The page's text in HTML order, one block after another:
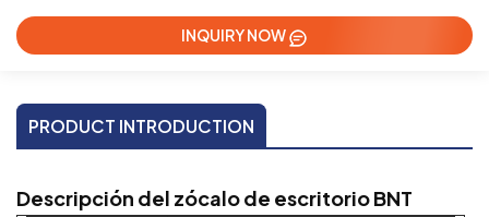
INQUIRY NOW
PRODUCT INTRODUCTION
Descripción del zócalo de escritorio BNT